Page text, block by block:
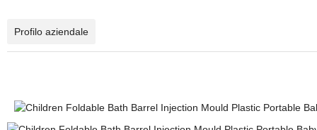
Profilo aziendale